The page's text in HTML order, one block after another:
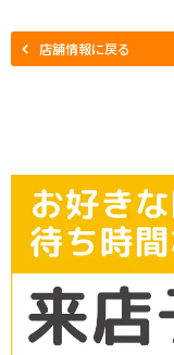
店舗情報に戻る